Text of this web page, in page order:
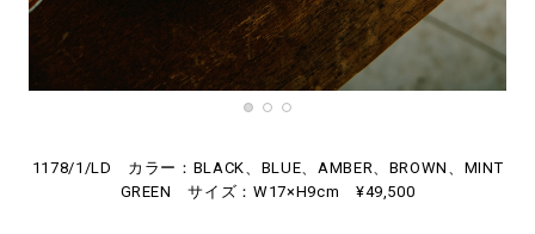
1178/1/LD カラー：BLACK、BLUE、AMBER、BROWN、MINT
GREEN サイズ：W17×H9cm ¥49,500